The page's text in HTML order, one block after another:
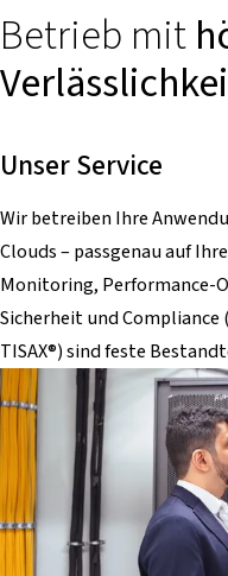
Betrieb mit
Unser Service
Wir betreiben Ihre
Clouds – passgenau auf
Monitoring, Performance-
Sicherheit und
TISAX®) sind feste